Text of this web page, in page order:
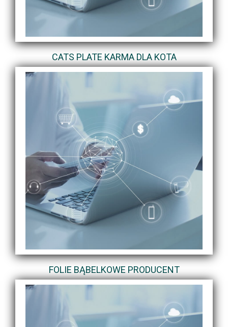
CATS PLATE KARMA DLA KOTA
FOLIE BĄBELKOWE PRODUCENT